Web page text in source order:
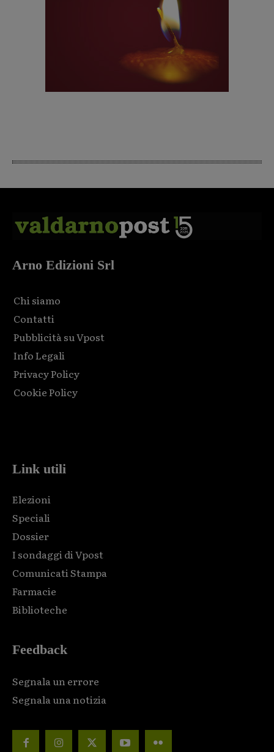
Arno Edizioni Srl
Chi siamo
Contatti
Pubblicità su Vpost
Info Legali
Privacy Policy
Cookie Policy
Link utili
Elezioni
Speciali
Dossier
I sondaggi di Vpost
Comunicati Stampa
Farmacie
Biblioteche
Feedback
Segnala un errore
Segnala una notizia